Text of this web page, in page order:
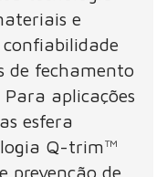
e
de fechamento
aplicações
esfera
Q-trim™
prevenção de